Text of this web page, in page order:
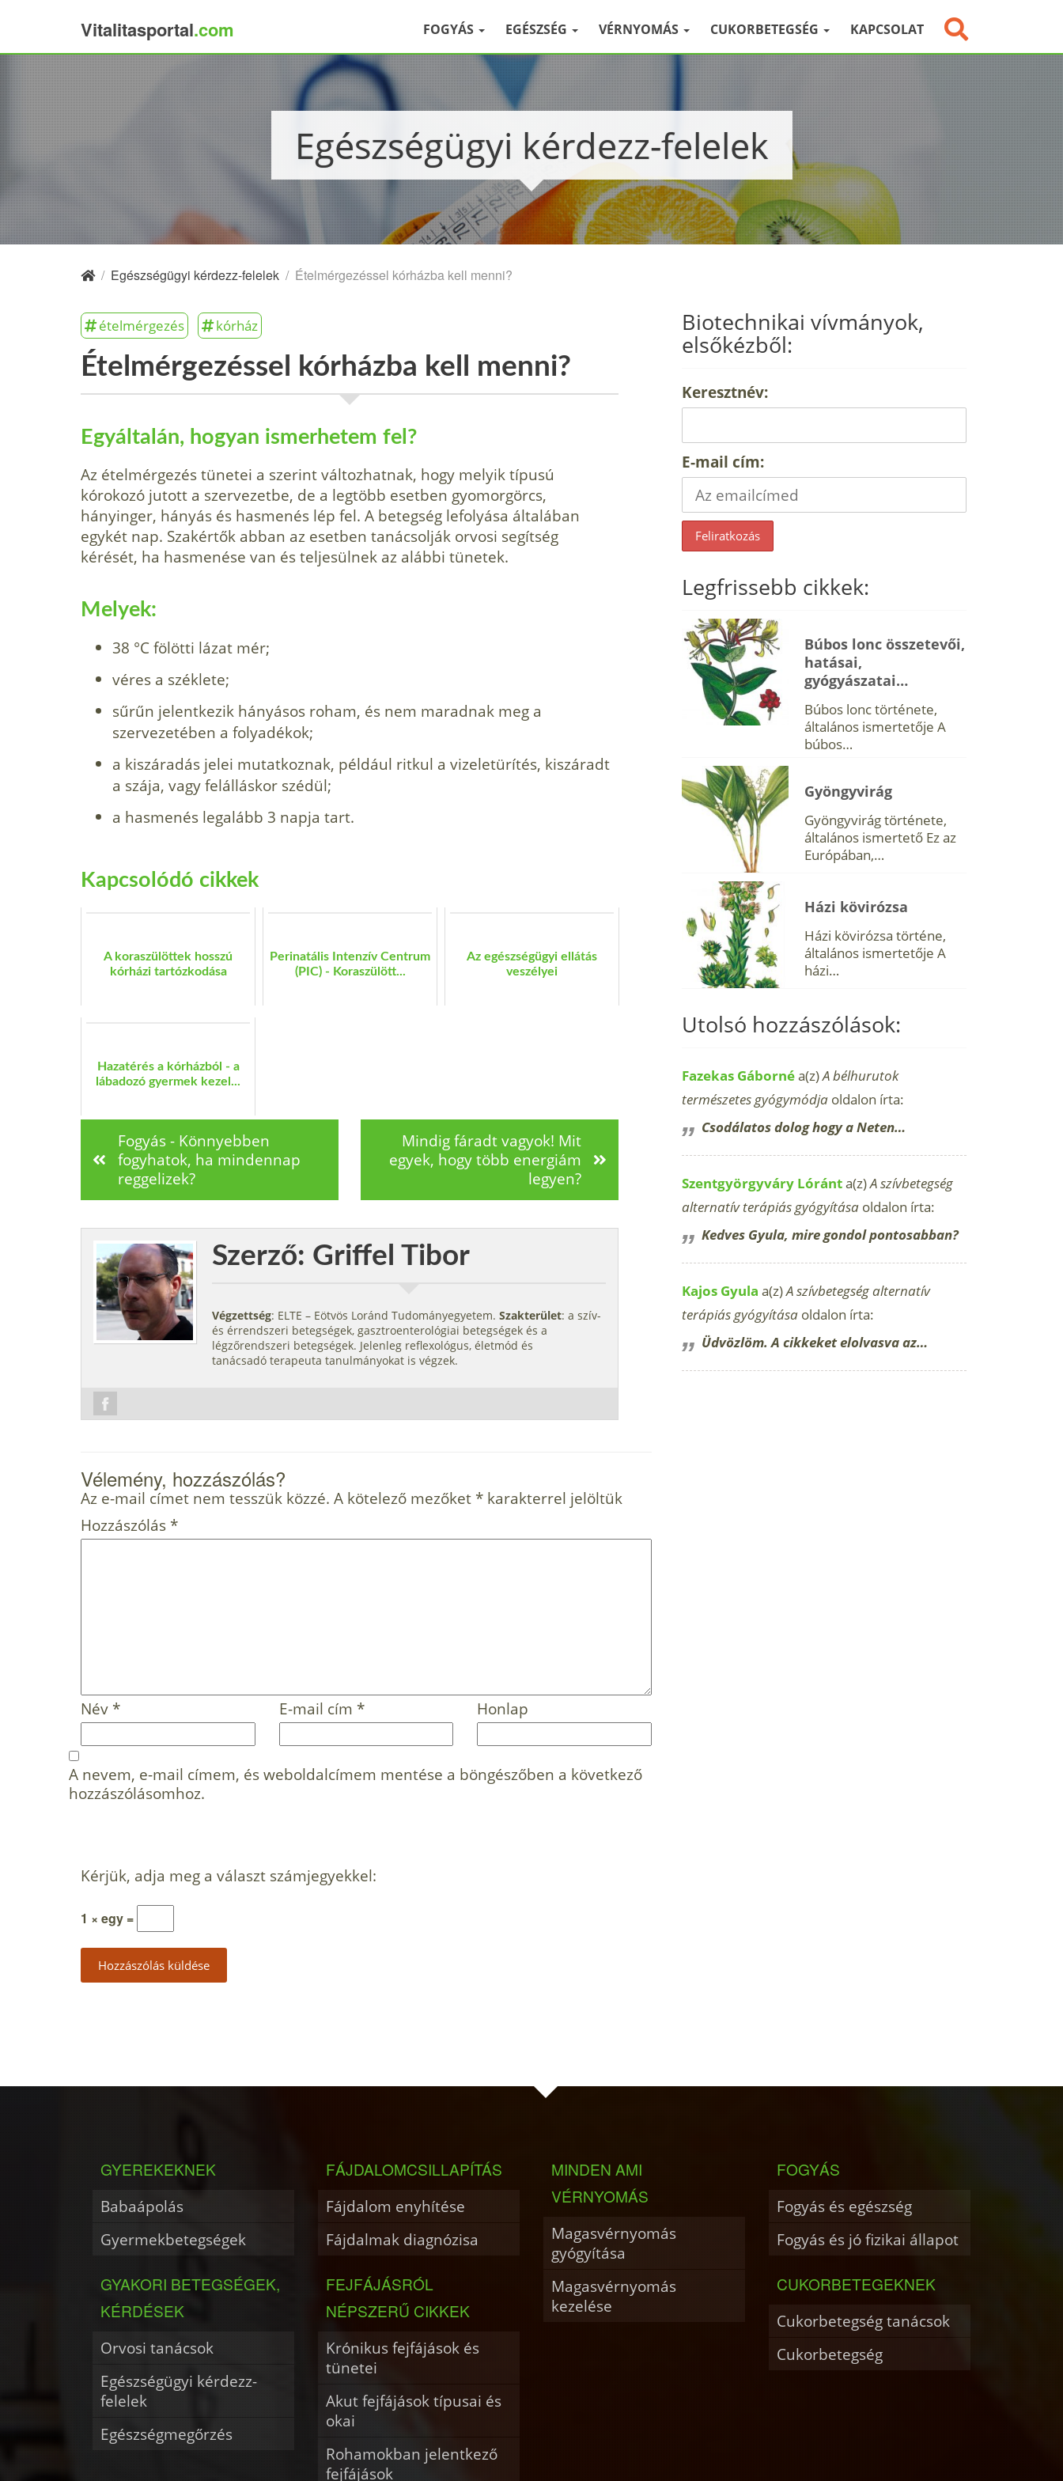
Vitalitasportal.com FOGYÁS EGÉSZSÉG VÉRNYOMÁS CUKORBETEGSÉG KAPCSOLAT
Egészségügyi kérdezz-felelek
/ Egészségügyi kérdezz-felelek / Ételmérgezéssel kórházba kell menni?
ételmérgezés kórház
Ételmérgezéssel kórházba kell menni?
Egyáltalán, hogyan ismerhetem fel?
Az ételmérgezés tünetei a szerint változhatnak, hogy melyik típusú
kórokozó jutott a szervezetbe, de a legtöbb esetben gyomorgörcs,
hányinger, hányás és hasmenés lép fel. A betegség lefolyása általában
egykét nap. Szakértők abban az esetben tanácsolják orvosi segítség
kérését, ha hasmenése van és teljesülnek az alábbi tünetek.
Melyek:
38 °C fölötti lázat mér;
véres a széklete;
sűrűn jelentkezik hányásos roham, és nem maradnak meg a
szervezetében a folyadékok;
a kiszáradás jelei mutatkoznak, például ritkul a vizeletürítés, kiszáradt
a szája, vagy felálláskor szédül;
a hasmenés legalább 3 napja tart.
Kapcsolódó cikkek
A koraszülöttek hosszú
kórházi tartózkodása
Perinatális Intenzív Centrum
(PIC) - Koraszülött...
Az egészségügyi ellátás
veszélyei
Hazatérés a kórházból - a
lábadozó gyermek kezel...
Fogyás - Könnyebben
fogyhatok, ha mindennap
reggelizek?
Mindig fáradt vagyok! Mit
egyek, hogy több energiám
legyen?
Szerző: Griffel Tibor
Végzettség: ELTE – Eötvös Loránd Tudományegyetem. Szakterület: a szív-
és érrendszeri betegségek, gasztroenterológiai betegségek és a
légzőrendszeri betegségek. Jelenleg reflexológus, életmód és
tanácsadó terapeuta tanulmányokat is végzek.
Vélemény, hozzászólás?
Az e-mail címet nem tesszük közzé. A kötelező mezőket * karakterrel jelöltük
Hozzászólás *
Név * E-mail cím * Honlap
A nevem, e-mail címem, és weboldalcímem mentése a böngészőben a következő
hozzászólásomhoz.
Kérjük, adja meg a választ számjegyekkel:
1 × egy =
Biotechnikai vívmányok,
elsőkézből:
Keresztnév:
E-mail cím:
Legfrissebb cikkek:
Búbos lonc összetevői,
hatásai,
gyógyászatai…
Búbos lonc története,
általános ismertetője A
búbos…
Gyöngyvirág
Gyöngyvirág története,
általános ismertető Ez az
Európában,…
Házi kövirózsa
Házi kövirózsa történe,
általános ismertetője A
házi…
Utolsó hozzászólások:
Fazekas Gábornéa(z)A bélhurutok
természetes gyógymódja oldalon írta:
Csodálatos dolog hogy a Neten…
Szentgyörgyváry Lóránta(z)A szívbetegség
alternatív terápiás gyógyítása oldalon írta:
Kedves Gyula, mire gondol pontosabban?
Kajos Gyula a(z)A szívbetegség alternatív
terápiás gyógyítása oldalon írta:
Üdvözlöm. A cikkeket elolvasva az…
GYEREKEKNEK
Babaápolás
Gyermekbetegségek
GYAKORI BETEGSÉGEK,
KÉRDÉSEK
Orvosi tanácsok
Egészségügyi kérdezz-
felelek
Egészségmegőrzés
FÁJDALOMCSILLAPÍTÁS
Fájdalom enyhítése
Fájdalmak diagnózisa
FEJFÁJÁSRÓL
NÉPSZERŰ CIKKEK
Krónikus fejfájások és
tünetei
Akut fejfájások típusai és
okai
Rohamokban jelentkező
fejfájások
MINDEN AMI
VÉRNYOMÁS
Magasvérnyomás
gyógyítása
Magasvérnyomás
kezelése
FOGYÁS
Fogyás és egészség
Fogyás és jó fizikai állapot
CUKORBETEGEKNEK
Cukorbetegség tanácsok
Cukorbetegség
×